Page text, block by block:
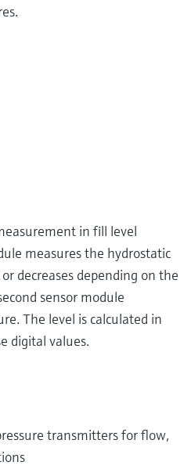
in fill level
measures the hydrostatic
decreases depending on the
sensor module
The level is calculated in
digital values.
transmitters for flow,